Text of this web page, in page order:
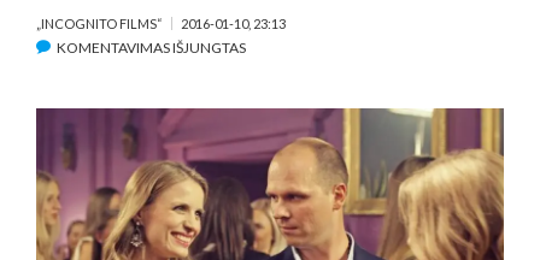
„INCOGNITO FILMS“ 2016-01-10, 23:13
KOMENTAVIMAS IŠJUNGTASĮRAŠE
KOMEDIJA
„TARP
MŪSŲ,
BERNIUKŲ…“:
ĮDOMŪS